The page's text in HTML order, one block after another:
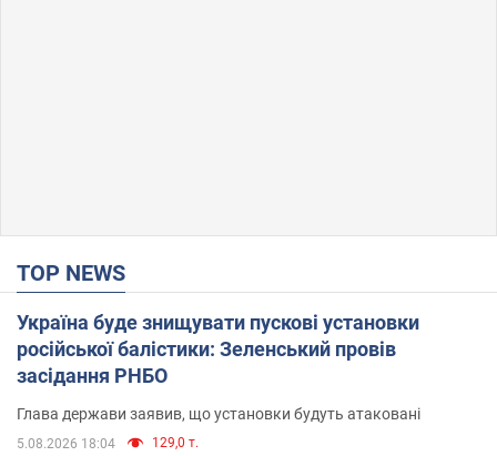
TOP NEWS
Україна буде знищувати пускові установки
російської балістики: Зеленський провів
засідання РНБО
Глава держави заявив, що установки будуть атаковані
5.08.2026 18:04 129,0 т.